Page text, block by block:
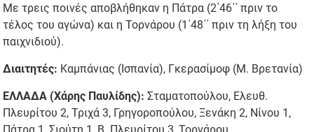
Με τρεις ποινές αποβλήθηκαν η Πάτρα (2΄46΄΄ πριν το
τέλος του αγώνα) και η Τορνάρου (1΄48΄΄ πριν τη λήξη του
παιχνιδιού).
Διαιτητές: Καμπάνιας (Ισπανία), Γκερασίμοφ (Μ. Βρετανία)
ΕΛΛΑΔΑ (Χάρης Παυλίδης): Σταματοπούλου, Ελευθ.
Πλευρίτου 2, Τριχά 3, Γρηγοροπούλου, Ξενάκη 2, Νίνου 1,
Πάτρα 1, Σιούτη 1, Β. Πλευρίτου 3, Τορνάρου,